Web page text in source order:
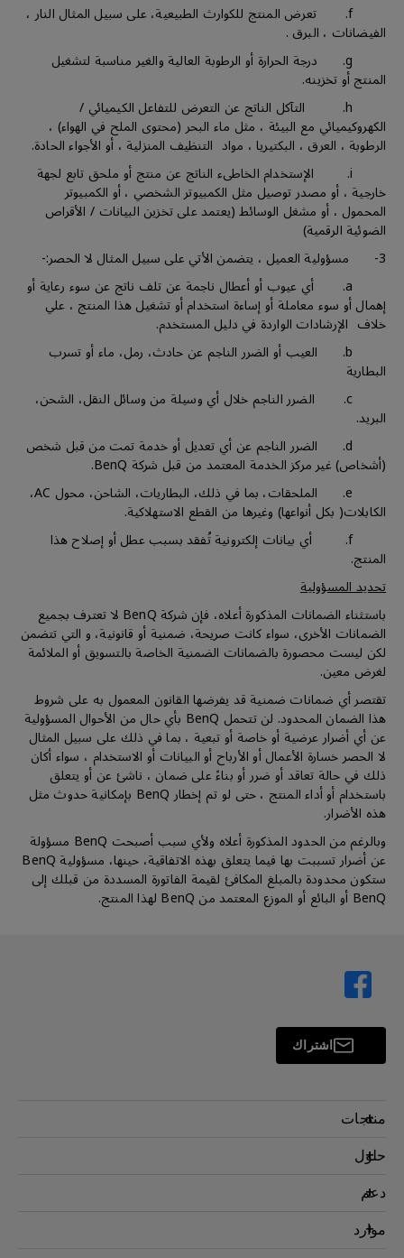
f. تعرض المنتج للكوارث الطبيعية، على سبيل المثال النار ،
الفيضانات ، البرق .
g. درجة الحرارة أو الرطوبة العالية والغير مناسبة لتشغيل
المنتج أو تخزينه.
h. التآكل الناتج عن التعرض للتفاعل الكيميائي /
الكهروكيميائي مع البيئة ، مثل ماء البحر (محتوى الملح في الهواء) ،
الرطوبة ، العرق ، البكتيريا ، مواد التنظيف المنزلية ، أو الأجواء الحادة.
i. الإستخدام الخاطىء الناتج عن منتج أو ملحق تابع لجهة
خارجية ، أو مصدر توصيل مثل الكمبيوتر الشخصي ، أو الكمبيوتر
المحمول ، أو مشغل الوسائط (يعتمد على تخزين البيانات / الأقراص
الضوئية الرقمية)
3- مسؤولية العميل ، يتضمن الأتي على سبيل المثال لا الحصر:-
a. أي عيوب أو أعطال ناجمة عن تلف ناتج عن سوء رعاية أو
إهمال أو سوء معاملة أو إساءة استخدام أو تشغيل هذا المنتج ، علي
خلاف الإرشادات الواردة في دليل المستخدم.
b. العيب أو الضرر الناجم عن حادث، رمل، ماء أو تسرب
البطارية
c. الضرر الناجم خلال أي وسيلة من وسائل النقل، الشحن،
البريد.
d. الضرر الناجم عن أي تعديل أو خدمة تمت من قبل شخص
(أشخاص) غير مركز الخدمة المعتمد من قبل شركة BenQ.
e. الملحقات، بما في ذلك، البطاريات، الشاحن، محول AC،
الكابلات( بكل أنواعها) وغيرها من القطع الاستهلاكية.
f. أي بيانات إلكترونية تُفقد بسبب عطل أو إصلاح هذا
المنتج.
تحديد المسؤولية
باستثناء الضمانات المذكورة أعلاه، فإن شركة BenQ لا تعترف بجميع
الضمانات الأخرى، سواء كانت صريحة، ضمنية أو قانونية، و التي تتضمن
لكن ليست محصورة بالضمانات الضمنية الخاصة بالتسويق أو الملائمة
لغرض معين.
تقتصر أي ضمانات ضمنية قد يفرضها القانون المعمول به على شروط
هذا الضمان المحدود. لن تتحمل BenQ بأي حال من الأحوال المسؤولية
عن أي أضرار عرضية أو خاصة أو تبعية ، بما في ذلك على سبيل المثال
لا الحصر خسارة الأعمال أو الأرباح أو البيانات أو الاستخدام ، سواء أكان
ذلك في حالة تعاقد أو ضرر أو بناءً على ضمان ، ناشئ عن أو يتعلق
باستخدام أو أداء المنتج ، حتى لو تم إخطار BenQ بإمكانية حدوث مثل
هذه الأضرار.
وبالرغم من الحدود المذكورة أعلاه ولأي سبب أصبحت BenQ مسؤولة
عن أضرار تسببت بها فيما يتعلق بهذه الاتفاقية، حينها، مسؤولية BenQ
ستكون محدودة بالمبلغ المكافئ لقيمة الفاتورة المسددة من قبلك إلى
BenQ أو البائع أو الموزع المعتمد من BenQ لهذا المنتج.
اشتراك
منتجات
بروجكتر
اضاءة
حلول
سفير BenQ AQCOLOR
AQColor
دعم
اتصل بنا
موارد